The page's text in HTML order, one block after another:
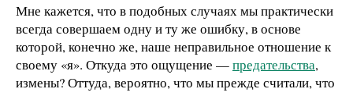
Мне кажется, что в подобных случаях мы практически
всегда совершаем одну и ту же ошибку, в основе
которой, конечно же, наше неправильное отношение к
своему «я». Откуда это ощущение —предательства,
измены? Оттуда, вероятно, что мы прежде считали, что